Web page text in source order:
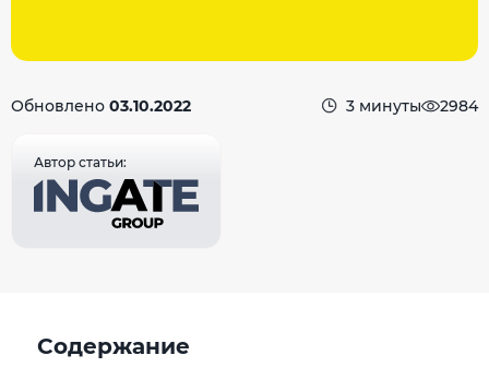
Обновлено 03.10.2022 3 минуты 2984
Автор статьи:
Содержание